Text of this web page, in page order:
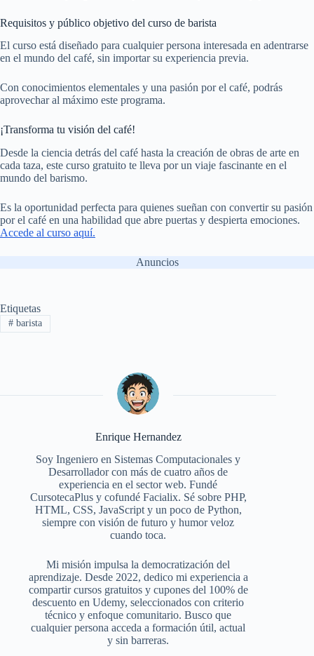
Requisitos y público objetivo del curso de barista
El curso está diseñado para cualquier persona interesada en adentrarse
en el mundo del café, sin importar su experiencia previa.
Con conocimientos elementales y una pasión por el café, podrás
aprovechar al máximo este programa.
¡Transforma tu visión del café!
Desde la ciencia detrás del café hasta la creación de obras de arte en
cada taza, este curso gratuito te lleva por un viaje fascinante en el
mundo del barismo.
Es la oportunidad perfecta para quienes sueñan con convertir su pasión
por el café en una habilidad que abre puertas y despierta emociones.
Accede al curso aquí.
Anuncios
Etiquetas
#barista
Enrique Hernandez
Soy Ingeniero en Sistemas Computacionales y
Desarrollador con más de cuatro años de
experiencia en el sector web. Fundé
CursotecaPlus y cofundé Facialix. Sé sobre PHP,
HTML, CSS, JavaScript y un poco de Python,
siempre con visión de futuro y humor veloz
cuando toca.
Mi misión impulsa la democratización del
aprendizaje. Desde 2022, dedico mi experiencia a
compartir cursos gratuitos y cupones del 100% de
descuento en Udemy, seleccionados con criterio
técnico y enfoque comunitario. Busco que
cualquier persona acceda a formación útil, actual
y sin barreras.